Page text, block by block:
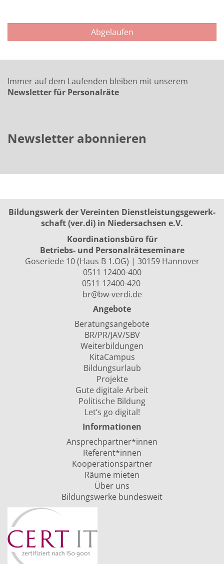
Abgelaufen
Immer auf dem Laufenden bleiben mit unserem
Newsletter für Personalräte
Newsletter abonnieren
Bildungswerk der Vereinten Dienst­leis­tungs­ge­werk­
schaft (ver.di) in Niedersachsen e.V.
Koordinationsbüro für
Betriebs- und Personalräte­seminare
Goseriede 10 (Haus B 1.OG) | 30159 Hannover
0511 12400-400
0511 12400-420
br@bw-verdi.de
Angebote
Beratungsangebote
BR/PR/JAV/SBV
Weiterbildungen
KitaCampus
Bildungsurlaub
Projekte
Gute digitale Arbeit
Politische Bildung
Let‘s go digital!
Informationen
Ansprechpartner*innen
Referent*innen
Kooperationspartner
Räume mieten
Über uns
Bildungswerke bundesweit